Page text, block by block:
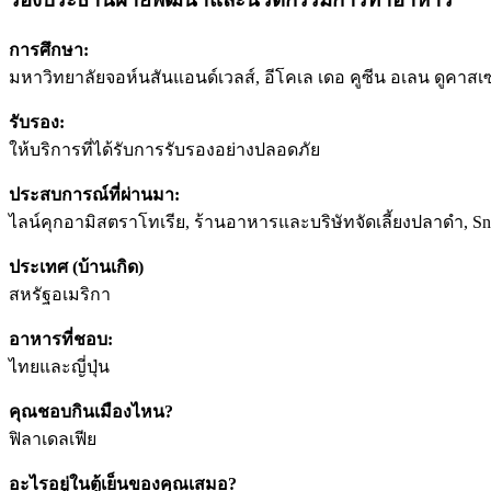
การศึกษา:
มหาวิทยาลัยจอห์นสันแอนด์เวลส์, อีโคเล เดอ คูซีน อเลน ดูคาสเ
รับรอง:
ให้บริการที่ได้รับการรับรองอย่างปลอดภัย
ประสบการณ์ที่ผ่านมา:
ไลน์คุกอามิสตราโทเรีย, ร้านอาหารและบริษัทจัดเลี้ยงปลาดํา,
ประเทศ (บ้านเกิด)
สหรัฐอเมริกา
อาหารที่ชอบ:
ไทยและญี่ปุ่น
คุณชอบกินเมืองไหน?
ฟิลาเดลเฟีย
อะไรอยู่ในตู้เย็นของคุณเสมอ?